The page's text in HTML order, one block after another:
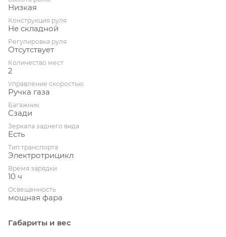
Низкая
Конструкция руля
Не складной
Регулировка руля
Отсутствует
Количество мест
2
Управление скоростью
Ручка газа
Багажник
Сзади
Зеркала заднего вида
Есть
Тип транспорта
Электротрицикл
Время зарядки
10 ч
Освещенность
мощная фара
Габариты и вес